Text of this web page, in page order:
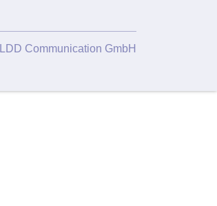
LDD Communication GmbH